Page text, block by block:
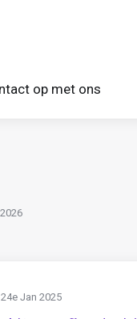
op met ons
24e Jan 2025